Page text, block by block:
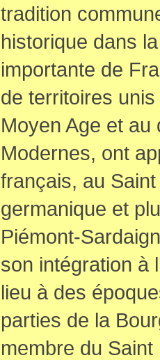
tradition
historique dans
importante de
de territoires
Moyen Age et au
Modernes, ont
français, au
germanique et
Piémont-
son intégration à
lieu à des
parties de la
membre du